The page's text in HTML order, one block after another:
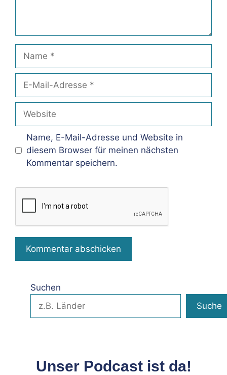
Mail-
Adresse
Name, E-Mail-Adresse und Website in
diesem Browser für meinen nächsten
Kommentar speichern.
Suchen
Suche
Unser Podcast ist da!